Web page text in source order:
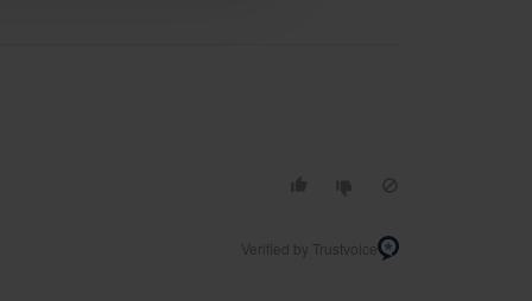
Verified by Trustvoice